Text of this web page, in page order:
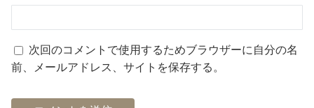
次回のコメントで使用するためブラウザーに自分の名
前、メールアドレス、サイトを保存する。